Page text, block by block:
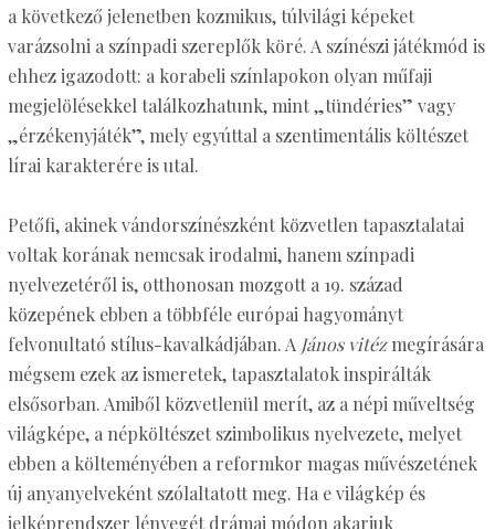
a következő jelenetben kozmikus, túlvilági képeket
varázsolni a színpadi szereplők köré. A színészi játékmód is
ehhez igazodott: a korabeli színlapokon olyan műfaji
megjelölésekkel találkozhatunk, mint „tündéries” vagy
„érzékenyjáték”, mely egyúttal a szentimentális költészet
lírai karakterére is utal.
Petőfi, akinek vándorszínészként közvetlen tapasztalatai
voltak korának nemcsak irodalmi, hanem színpadi
nyelvezetéről is, otthonosan mozgott a 19. század
közepének ebben a többféle európai hagyományt
felvonultató stílus-kavalkádjában. A János vitézmegírására
mégsem ezek az ismeretek, tapasztalatok inspirálták
elsősorban. Amiből közvetlenül merít, az a népi műveltség
világképe, a népköltészet szimbolikus nyelvezete, melyet
ebben a költeményében a reformkor magas művészetének
új anyanyelveként szólaltatott meg. Ha e világkép és
jelképrendszer lényegét drámai módon akarjuk